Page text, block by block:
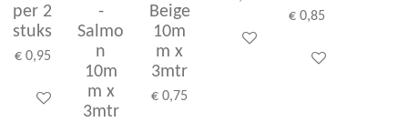
per 2
stuks
€ 0,95
In winkelwagen
-
Salmo
n
10m
m x
3mtr
Beige
10m
m x
3mtr
€ 0,75
In winkelwagen
€ 0,85
In winkelwagen